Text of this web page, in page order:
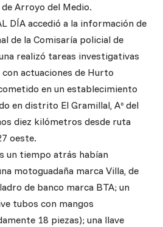
Arroyo del Medio.
DÍA accedió a la información de
de la Comisaría policial de
realizó tareas investigativas
actuaciones de Hurto
en un establecimiento
en distrito El Gramillal, Aº del
diez kilómetros desde ruta
oeste.
un tiempo atrás habían
motoguadaña marca Villa, de
de banco marca BTA; un
tubos con mangos
18 piezas); una llave